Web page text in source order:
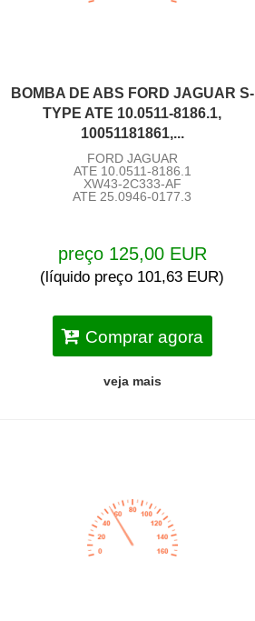
BOMBA DE ABS FORD JAGUAR S-
TYPE ATE 10.0511-8186.1,
10051181861,...
FORD JAGUAR
ATE 10.0511-8186.1
XW43-2C333-AF
ATE 25.0946-0177.3
preço 125,00 EUR
(líquido preço 101,63 EUR)
Comprar agora
veja mais